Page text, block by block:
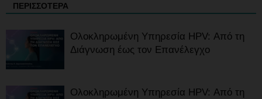
ΠΕΡΙΣΣΟΤΕΡΑ
Ολοκληρωμένη Υπηρεσία HPV: Από τη
Διάγνωση έως τον Επανέλεγχο
Ολοκληρωμένη Υπηρεσία HPV: Από τη